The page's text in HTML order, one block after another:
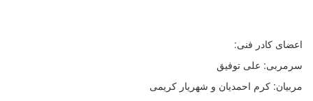
اعضای کادر فنی:
سرمربی: علی توفیق
مربیان: کرم احمدیان و شهریار کریمی